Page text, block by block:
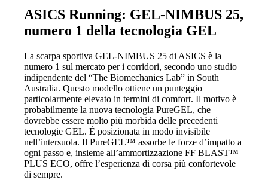
ASICS Running: GEL-NIMBUS 25,
numero 1 della tecnologia GEL
La scarpa sportiva GEL-NIMBUS 25 di ASICS è la
numero 1 sul mercato per i corridori, secondo uno studio
indipendente del “The Biomechanics Lab” in South
Australia. Questo modello ottiene un punteggio
particolarmente elevato in termini di comfort. Il motivo è
probabilmente la nuova tecnologia PureGEL, che
dovrebbe essere molto più morbida delle precedenti
tecnologie GEL. È posizionata in modo invisibile
nell’intersuola. Il PureGEL™ assorbe le forze d’impatto a
ogni passo e, insieme all’ammortizzazione FF BLAST™
PLUS ECO, offre l’esperienza di corsa più confortevole
di sempre.